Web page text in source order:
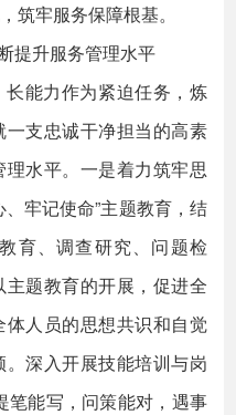
筑牢服务保障根基。
提升服务管理水平
能力作为紧迫任务，炼
支忠诚干净担当的高素
水平。一是着力筑牢思
牢记使命”主题教育，结
育、调查研究、问题检
题教育的开展，促进全
人员的思想共识和自觉
深入开展技能培训与岗
笔能写，问策能对，遇事